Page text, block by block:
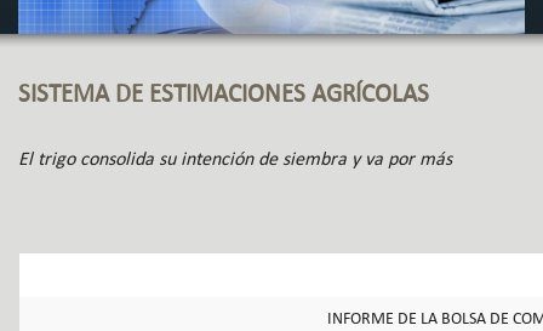
SISTEMA DE ESTIMACIONES AGRÍCOLAS
El trigo consolida su intención de siembra y va por más
INFORME DE LA BOLSA DE